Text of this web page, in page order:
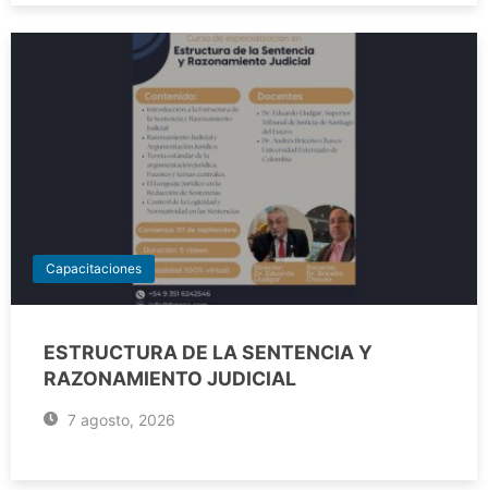
Capacitaciones
ESTRUCTURA DE LA SENTENCIA Y
RAZONAMIENTO JUDICIAL
7 agosto, 2026